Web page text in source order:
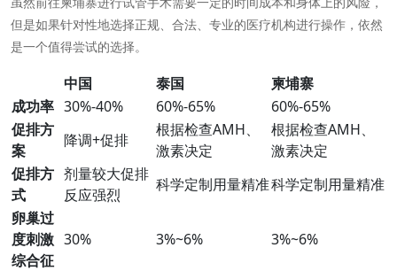
但是如果针对性地选择正规、合法、专业的医疗机构进行操作，依然
是一个值得尝试的选择。
中国 泰国
柬埔寨
成功率 30%-40% 60%-65%
60%-65%
促排方
案
降调+促排
根据检查AMH、
激素决定
根据检查AMH、
激素决定
促排方
式
剂量较大促排
反应强烈
科学定制用量精准科学定制用量精准
卵巢过
度刺激
综合征
30% 3%~6% 3%~6%